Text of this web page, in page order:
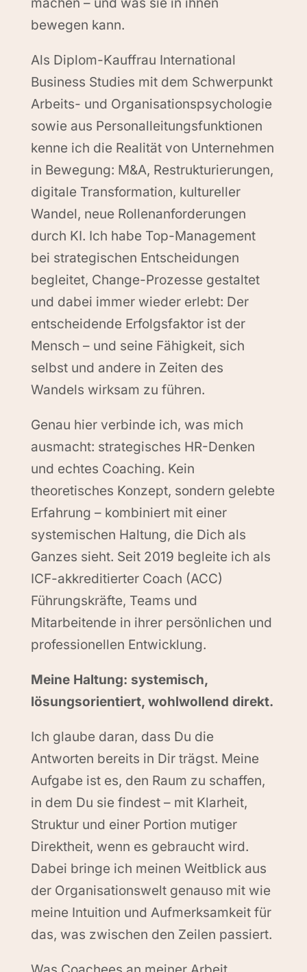
bewegen kann.
Als Diplom-Kauffrau International
Business Studies mit dem Schwerpunkt
Arbeits- und Organisationspsychologie
sowie aus Personalleitungsfunktionen
kenne ich die Realität von Unternehmen
in Bewegung: M&A, Restrukturierungen,
digitale Transformation, kultureller
Wandel, neue Rollenanforderungen
durch KI. Ich habe Top-Management
bei strategischen Entscheidungen
begleitet, Change-Prozesse gestaltet
und dabei immer wieder erlebt: Der
entscheidende Erfolgsfaktor ist der
Mensch – und seine Fähigkeit, sich
selbst und andere in Zeiten des
Wandels wirksam zu führen.
Genau hier verbinde ich, was mich
ausmacht: strategisches HR-Denken
und echtes Coaching. Kein
theoretisches Konzept, sondern gelebte
Erfahrung – kombiniert mit einer
systemischen Haltung, die Dich als
Ganzes sieht. Seit 2019 begleite ich als
ICF-akkreditierter Coach (ACC)
Führungskräfte, Teams und
Mitarbeitende in ihrer persönlichen und
professionellen Entwicklung.
Meine Haltung: systemisch,
lösungsorientiert, wohlwollend direkt.
Ich glaube daran, dass Du die
Antworten bereits in Dir trägst. Meine
Aufgabe ist es, den Raum zu schaffen,
in dem Du sie findest – mit Klarheit,
Struktur und einer Portion mutiger
Direktheit, wenn es gebraucht wird.
Dabei bringe ich meinen Weitblick aus
der Organisationswelt genauso mit wie
meine Intuition und Aufmerksamkeit für
das, was zwischen den Zeilen passiert.